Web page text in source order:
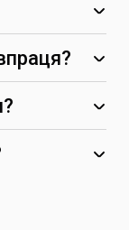
-5%